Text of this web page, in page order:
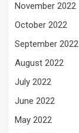
November 2022
October 2022
September 2022
August 2022
July 2022
June 2022
May 2022